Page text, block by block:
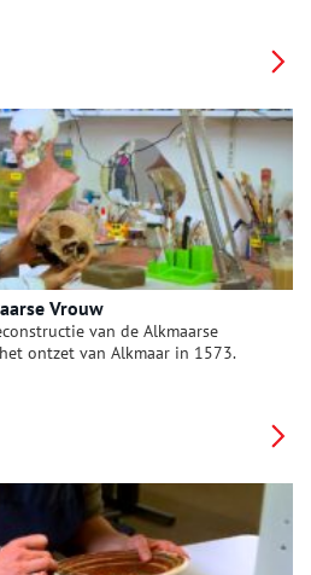
Vrouw
van de Alkmaarse
ontzet van Alkmaar in 1573.